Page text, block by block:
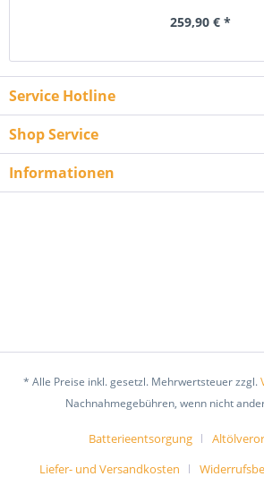
259,90 € *
Service Hotline
Shop Service
Informationen
* Alle Preise inkl. gesetzl. Mehrwertsteuer zzgl.
Nachnahmegebühren, wenn nicht
Batterieentsorgung
Liefer- und Versandkosten